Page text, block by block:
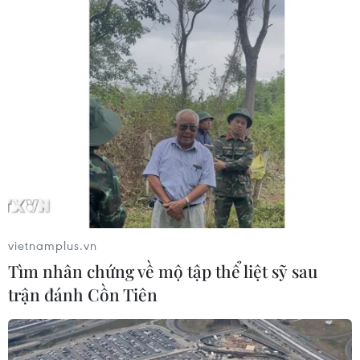
Tàu chở hàng của Thổ Nhĩ Kỳ bị tấn
công trên Biển Đen
04/08/2026 05:54
Vì sao Google khiến Mỹ và
EU đối đầu về chủ quyền số?
04/08/2026 04:13
vietnamplus.vn
Tìm nhân chứng về mộ tập thể liệt sỹ sau
trận đánh Cồn Tiên